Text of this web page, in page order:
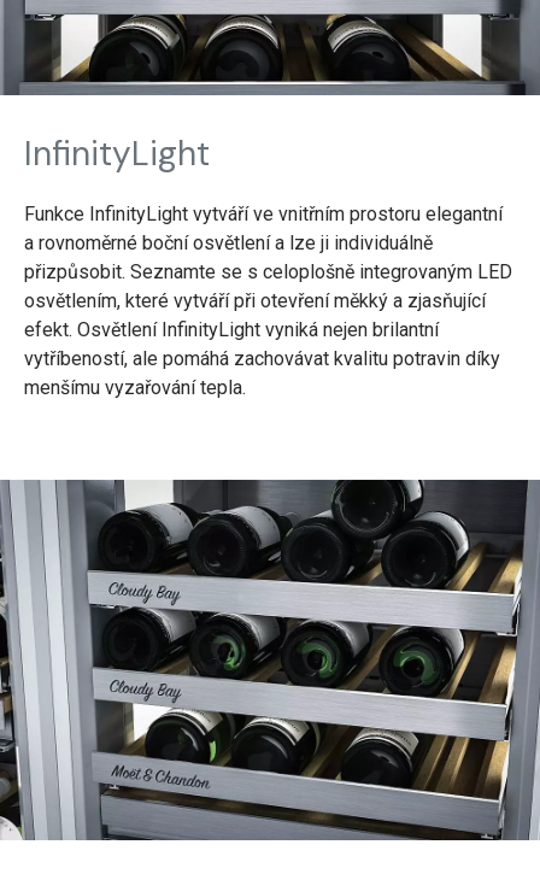
InfinityLight
Funkce InfinityLight vytváří ve vnitřním prostoru elegantní
a rovnoměrné boční osvětlení a lze ji individuálně
přizpůsobit. Seznamte se s celoplošně integrovaným LED
osvětlením, které vytváří při otevření měkký a zjasňující
efekt. Osvětlení InfinityLight vyniká nejen brilantní
vytříbeností, ale pomáhá zachovávat kvalitu potravin díky
menšímu vyzařování tepla.